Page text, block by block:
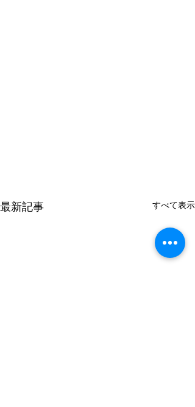
最新記事 すべて表示